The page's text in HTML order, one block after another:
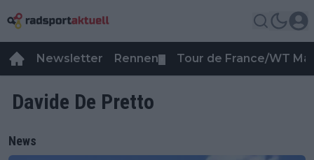
Newsletter Rennen Tour de France/WT
Davide De Pretto
News